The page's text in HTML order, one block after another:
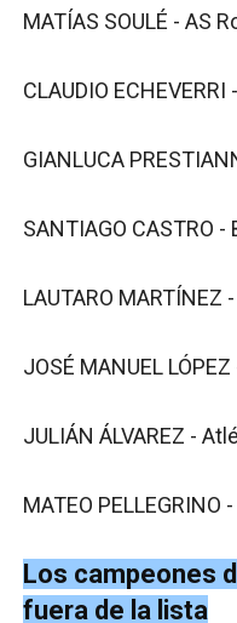
MATÍAS SOULÉ - AS
CLAUDIO
GIANLUCA
SANTIAGO CASTRO -
LAUTARO
JOSÉ MANUEL
JULIÁN ÁLVAREZ -
MATEO PELLEGRINO
Los campeones
fuera de la lista